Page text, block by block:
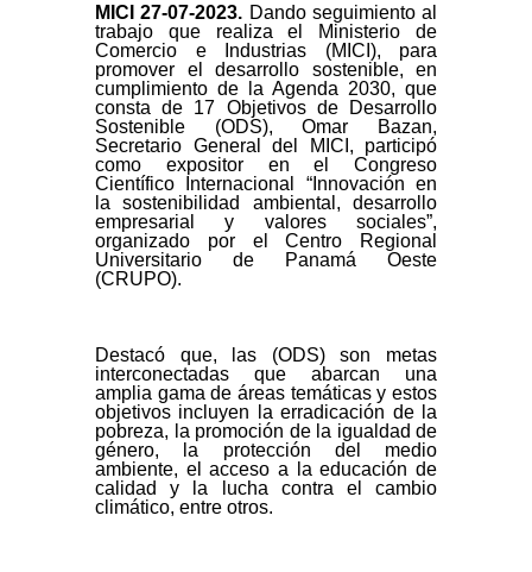
MICI 27-07-2023. Dando seguimiento al
trabajo que realiza el Ministerio de
Comercio e Industrias (MICI), para
promover el desarrollo sostenible, en
cumplimiento de la Agenda 2030, que
consta de 17 Objetivos de Desarrollo
Sostenible (ODS), Omar Bazan,
Secretario General del MICI, participó
como expositor en el Congreso
Científico Internacional “Innovación en
la sostenibilidad ambiental, desarrollo
empresarial y valores sociales”,
organizado por el Centro Regional
Universitario de Panamá Oeste
(CRUPO).
Destacó que, las (ODS) son metas
interconectadas que abarcan una
amplia gama de áreas temáticas y estos
objetivos incluyen la erradicación de la
pobreza, la promoción de la igualdad de
género, la protección del medio
ambiente, el acceso a la educación de
calidad y la lucha contra el cambio
climático, entre otros.